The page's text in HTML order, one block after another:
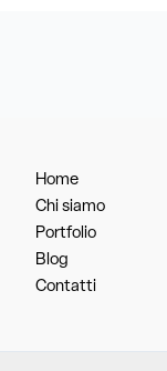
Home
Chi siamo
Portfolio
Blog
Contatti